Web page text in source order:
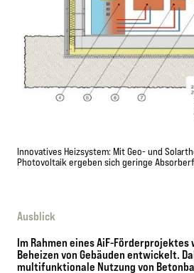
Innovatives Heizsystem: Mit Geo- und
Photovoltaik ergeben sich geringe
Ausblick
Im Rahmen eines AiF-Förderprojektes
Beheizen von Gebäuden entwickelt.
multifunktionale Nutzung von